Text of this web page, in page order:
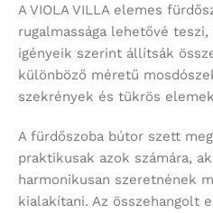
A VIOLA VILLA elemes
rugalmassága lehetővé
igényeik szerint állítsák
különböző méretű
szekrények és tükrös
A fürdőszoba bútor szett
praktikusak azok számára,
harmonikusan szeretnének
kialakítani. Az összehangolt